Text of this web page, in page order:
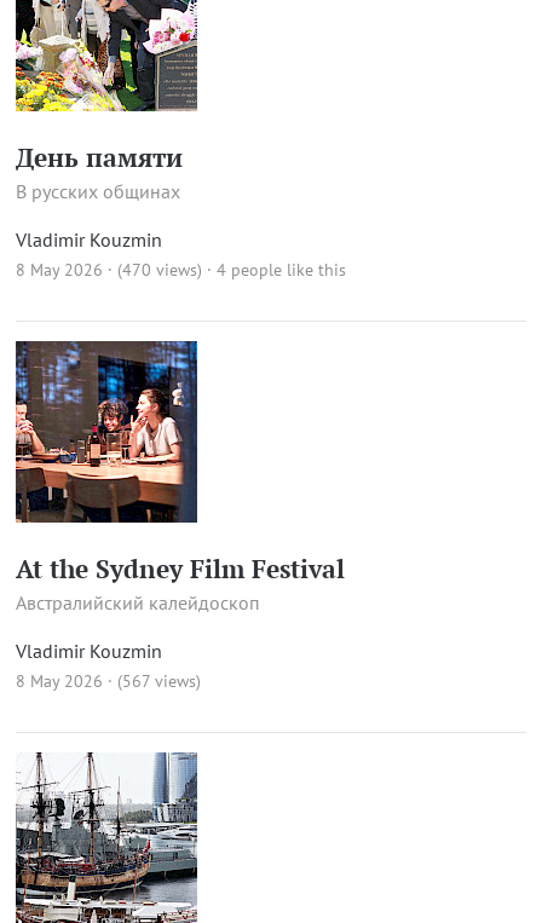
День памяти
В русских общинах
Vladimir Kouzmin
8 May 2026 · (470 views) · 4 people like this
At the Sydney Film Festival
Австралийский калейдоскоп
Vladimir Kouzmin
8 May 2026 · (567 views)